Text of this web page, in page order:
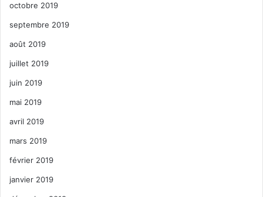
octobre 2019
septembre 2019
août 2019
juillet 2019
juin 2019
mai 2019
avril 2019
mars 2019
février 2019
janvier 2019